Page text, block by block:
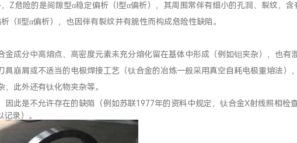
危险的是间隙型α稳定偏析（I型α偏析），其周围常伴有细小的孔洞、裂纹，含
（II型α偏析），也因伴有裂纹并有脆性而构成危险性缺陷。
成分中高熔点、高密度元素未充分熔化留在基体中形成（例如钼夹杂），也有
崩屑或不适当的电极焊接工艺（钛合金的冶炼一般采用真空自耗电极重熔法）
此外还有钛化物夹杂等。
此是不允许存在的缺陷（例如苏联1977年的资料中规定，钛合金X射线照相检
录）。